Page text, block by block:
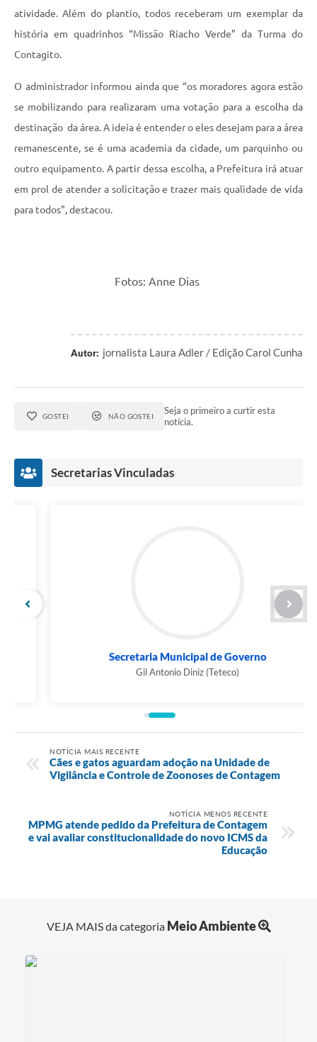
atividade. Além do plantio, todos receberam um exemplar da
história em quadrinhos “Missão Riacho Verde” da Turma do
Contagito.
O administrador informou ainda que “os moradores agora estão
se mobilizando para realizaram uma votação para a escolha da
destinação da área. A ideia é entender o eles desejam para a área
remanescente, se é uma academia da cidade, um parquinho ou
outro equipamento. A partir dessa escolha, a Prefeitura irá atuar
em prol de atender a solicitação e trazer mais qualidade de vida
para todos”, destacou.
Fotos: Anne Dias
Autor: jornalista Laura Adler / Edição Carol Cunha
GOSTEI NÃO GOSTEI
Seja o primeiro a curtir esta
notícia.
Secretarias Vinculadas
Secretaria Municipal de Governo
Gil Antonio Diniz (Teteco)
NOTÍCIA MAIS RECENTE
Cães e gatos aguardam adoção na Unidade de
Vigilância e Controle de Zoonoses de Contagem
NOTÍCIA MENOS RECENTE
MPMG atende pedido da Prefeitura de Contagem
e vai avaliar constitucionalidade do novo ICMS da
Educação
VEJA MAIS da categoria Meio Ambiente